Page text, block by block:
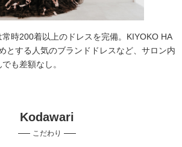
スタジオでの撮影
カラードレス
時200着以上のドレスを完備。KIYOKO HA
とする人気のブランドドレスなど、サロン内
も差額なし。
Kodawari
こだわり